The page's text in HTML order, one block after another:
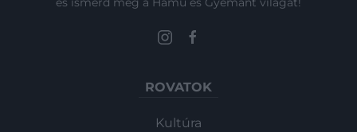
ROVATOK
Kultúra